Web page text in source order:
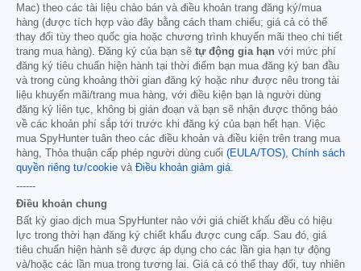
Mac) theo các tài liệu chào bán và điều khoản trang đăng ký/mua
hàng (được tích hợp vào đây bằng cách tham chiếu; giá cả có thể
thay đổi tùy theo quốc gia hoặc chương trình khuyến mãi theo chi tiết
trang mua hàng). Đăng ký của bạn sẽ tự động gia hạn với mức phí
đăng ký tiêu chuẩn hiện hành tại thời điểm bạn mua đăng ký ban đầu
và trong cùng khoảng thời gian đăng ký hoặc như được nêu trong tài
liệu khuyến mãi/trang mua hàng, với điều kiện bạn là người dùng
đăng ký liên tục, không bị gián đoạn và bạn sẽ nhận được thông báo
về các khoản phí sắp tới trước khi đăng ký của bạn hết hạn. Việc
mua SpyHunter tuân theo các điều khoản và điều kiện trên trang mua
hàng, Thỏa thuận cấp phép người dùng cuối (EULA/TOS), Chính sách
quyền riêng tư/cookie và Điều khoản giảm giá.
------
Điều khoản chung
Bất kỳ giao dịch mua SpyHunter nào với giá chiết khấu đều có hiệu
lực trong thời hạn đăng ký chiết khấu được cung cấp. Sau đó, giá
tiêu chuẩn hiện hành sẽ được áp dụng cho các lần gia hạn tự động
và/hoặc các lần mua trong tương lai. Giá cả có thể thay đổi, tuy nhiên